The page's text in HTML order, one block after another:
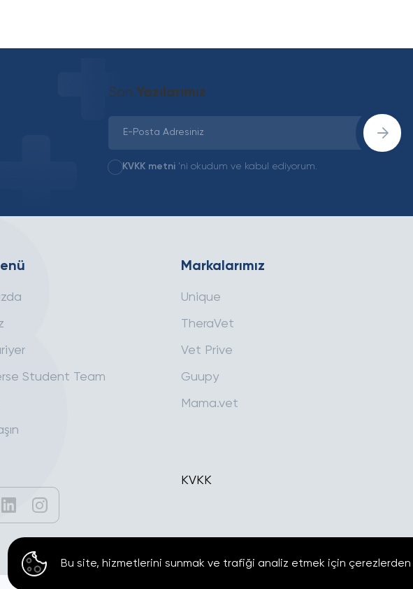
Son Yazılarımız
KVKK metni 'ni okudum ve kabul ediyorum.
Student Team
Markalarımız
Unique
TheraVet
Vet Prive
Guupy
Mama.vet
KVKK
Bu site, hizmetlerini sunmak ve trafiği analiz etmek için çerezlerden